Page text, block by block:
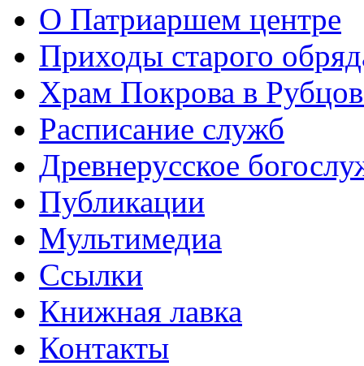
О Патриаршем центре
Приходы старого
Храм Покрова в
Расписание служб
Древнерусское
Публикации
Мультимедиа
Ссылки
Книжная лавка
Контакты